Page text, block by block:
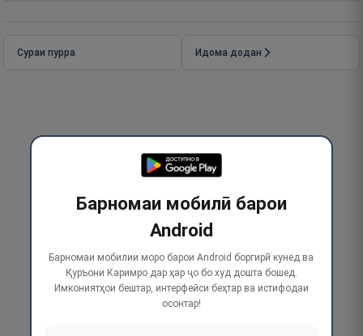
Сураи пурра Идома додан
Барномаи мобилӣ барои
Android
Барномаи мобилии моро барои Android боргирӣ кунед ва
Қуръони Каримро дар ҳар ҷо бо худ дошта бошед.
Имкониятҳои бештар, интерфейси беҳтар ва истифодаи
осонтар!